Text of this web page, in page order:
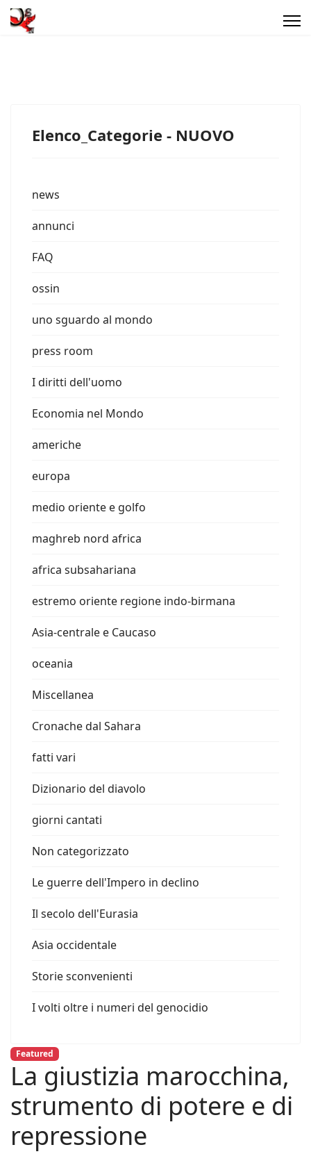
Elenco_Categorie - NUOVO
news
annunci
FAQ
ossin
uno sguardo al mondo
press room
I diritti dell'uomo
Economia nel Mondo
americhe
europa
medio oriente e golfo
maghreb nord africa
africa subsahariana
estremo oriente regione indo-birmana
Asia-centrale e Caucaso
oceania
Miscellanea
Cronache dal Sahara
fatti vari
Dizionario del diavolo
giorni cantati
Non categorizzato
Le guerre dell'Impero in declino
Il secolo dell'Eurasia
Asia occidentale
Storie sconvenienti
I volti oltre i numeri del genocidio
Featured
La giustizia marocchina,
strumento di potere e di
repressione